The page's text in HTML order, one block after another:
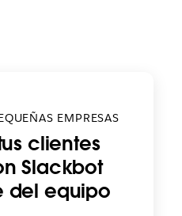
EMPRESAS
clientes
Slackbot
del equipo